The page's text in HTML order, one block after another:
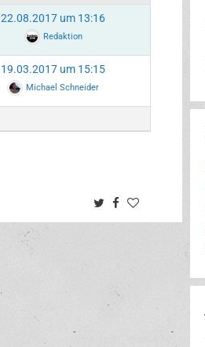
22.08.2017 um 13:16
Redaktion
19.03.2017 um 15:15
Michael Schneider
TwitterFacebook